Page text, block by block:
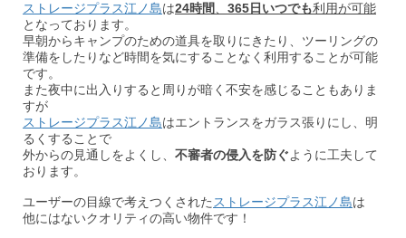
ストレージプラス江ノ島は24時間 365日いつでも利用が可能
となっております。
早朝からキャンプのための道具を取りにきたり、ツーリングの
準備をしたりなど時間を気にすることなく利用することが可能
です。
また夜中に出入りすると周りが暗く不安を感じることもありま
すが
ストレージプラス江ノ島はエントランスをガラス張りにし、明
るくすることで
外からの見通しをよくし、 不審者の侵入を防ぐように工夫して
おります。
ユーザーの目線で考えつくされた ストレージプラス江ノ島は
他にはないクオリティの高い物件です！